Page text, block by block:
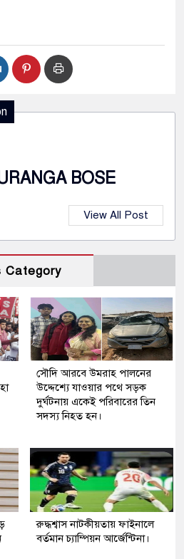
BOSE
View All Post
Category
সৌদি আরবে উমরাহ পালনের
উদ্দেশ্যে যাওয়ার পথে সড়ক
দুর্ঘটনায় একেই পরিবারের তিন
সদস্য নিহত হন।
রুদ্ধশ্বাস নাটকীয়তায় ফাইনালে
বর্তমান চ্যাম্পিয়ন আর্জেন্টিনা।